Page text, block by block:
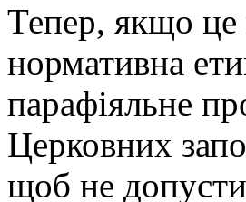
Тепер, якщо це
нормативна
парафіяльне
Церковних
щоб не